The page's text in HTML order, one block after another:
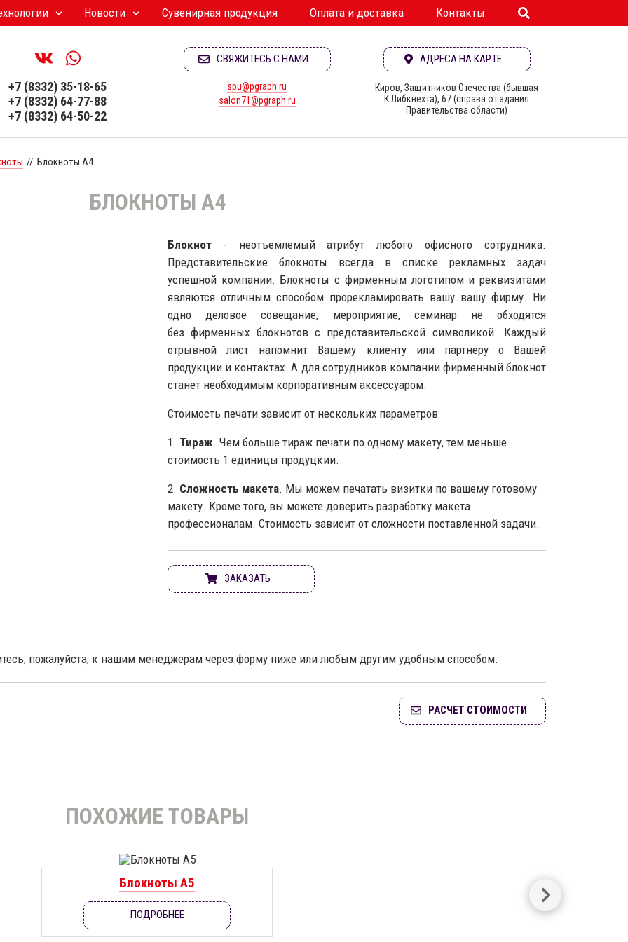
Новости Сувенирная продукция Оплата и доставка Контакты
+7 (8332) 35-18-65
+7 (8332) 64-77-88
+7 (8332) 64-50-22
СВЯЖИТЕСЬ С НАМИ
spu@pgraph.ru
salon71@pgraph.ru
АДРЕСА НА КАРТЕ
Киров, Защитников Отечества (бывшая
К.Либкнехта), 67 (справа от здания
Правительства области)
// Блокноты А4
БЛОКНОТЫ А4
Блокнот - неотъемлемый атрибут любого офисного сотрудника.
Представительские блокноты всегда в списке рекламных задач
успешной компании. Блокноты с фирменным логотипом и реквизитами
являются отличным способом прорекламировать вашу вашу фирму. Ни
одно деловое совещание, мероприятие, семинар не обходятся
без фирменных блокнотов с представительской символикой. Каждый
отрывной лист напомнит Вашему клиенту или партнеру о Вашей
продукции и контактах. А для сотрудников компании фирменный блокнот
станет необходимым корпоративным аксессуаром.
Стоимость печати зависит от нескольких параметров:
1. Тираж. Чем больше тираж печати по одному макету, тем меньше
стоимость 1 единицы продуцкии.
2. Сложность макета. Мы можем печатать визитки по вашему готовому
макету. Кроме того, вы можете доверить разработку макета
профессионалам. Стоимость зависит от сложности поставленной задачи.
ЗАКАЗАТЬ
пожалуйста, к нашим менеджерам через форму ниже или любым другим удобным способом.
РАСЧЕТ СТОИМОСТИ
ПОХОЖИЕ ТОВАРЫ
Блокноты А5
ПОДРОБНЕЕ